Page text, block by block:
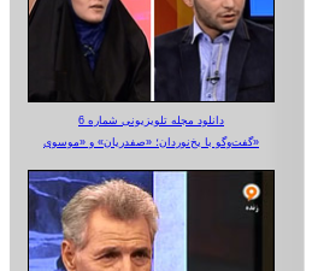
دانلود مجله تلویزیونی شماره 6
گفت‌وگو با یخ‌نوردان؛ «صفدریان» و «موسوی»